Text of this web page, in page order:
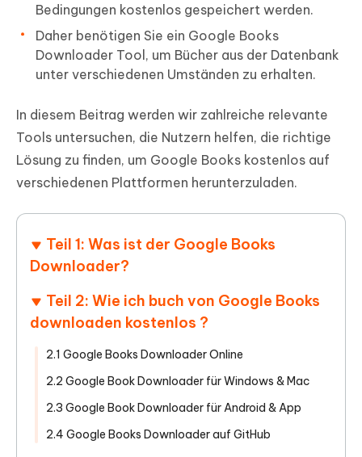
Bedingungen kostenlos gespeichert werden.
Daher benötigen Sie ein Google Books
Downloader Tool, um Bücher aus der Datenbank
unter verschiedenen Umständen zu erhalten.
In diesem Beitrag werden wir zahlreiche relevante
Tools untersuchen, die Nutzern helfen, die richtige
Lösung zu finden, um Google Books kostenlos auf
verschiedenen Plattformen herunterzuladen.
Teil 1: Was ist der Google Books
Downloader?
Teil 2: Wie ich buch von Google Books
downloaden kostenlos ?
2.1 Google Books Downloader Online
2.2 Google Book Downloader für Windows & Mac
2.3 Google Book Downloader für Android & App
2.4 Google Books Downloader auf GitHub